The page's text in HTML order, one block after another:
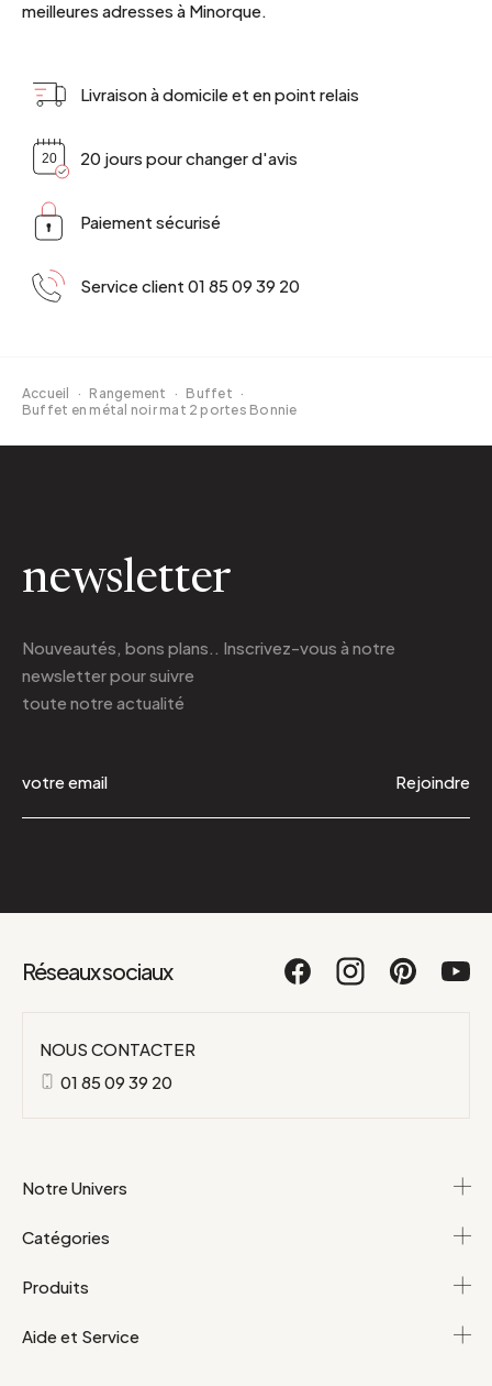
meilleures adresses à Minorque.
Livraison à domicile et en point relais
20 jours pour changer d'avis
Paiement sécurisé
Service client 01 85 09 39 20
Accueil · Rangement · Buffet ·
Buffet en métal noir mat 2 portes Bonnie
newsletter
Nouveautés, bons plans.. Inscrivez-vous à notre
newsletterpour suivre
toute notre actualité
Rejoindre
Réseaux sociaux
NOUS CONTACTER
01 85 09 39 20
Notre Univers
Catégories
Produits
Aide et Service